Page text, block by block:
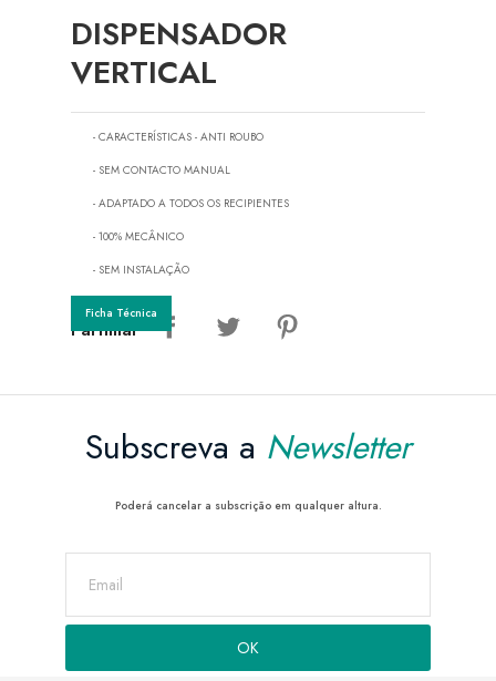
DISPENSADOR
VERTICAL
- CARACTERÍSTICAS - ANTI ROUBO
- SEM CONTACTO MANUAL
- ADAPTADO A TODOS OS RECIPIENTES
- 100% MECÂNICO
- SEM INSTALAÇÃO
Ficha Técnica
Partilhar
Subscreva a Newsletter
Poderá cancelar a subscrição em qualquer altura.